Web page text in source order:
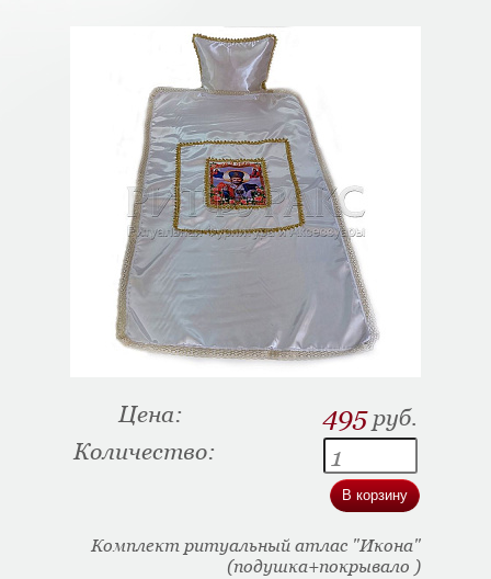
Цена: 495руб.
Количество:
Комплект ритуальный атлас "Икона"
(подушка+покрывало )